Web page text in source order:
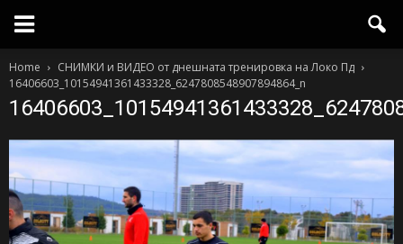
Home
СНИМКИ и ВИДЕО от днешната тренировка на Локо Пд
16406603_10154941361433328_6247808548907894864_n